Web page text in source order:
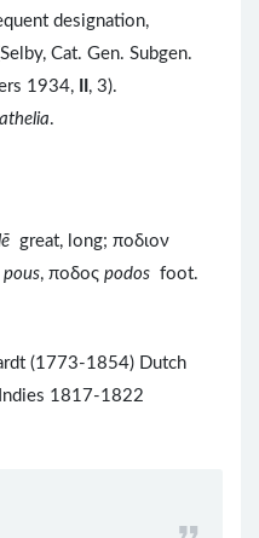
designation,
Cat. Gen. Subgen.
1934,
, 3).
.
ē great, long; ποδιον
pous, ποδος podos foot.
(1773-1854) Dutch
1817-1822